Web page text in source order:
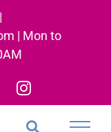
| Mon to
Instagram